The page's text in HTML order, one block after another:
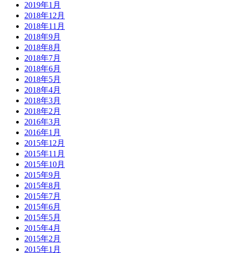
2019年1月
2018年12月
2018年11月
2018年9月
2018年8月
2018年7月
2018年6月
2018年5月
2018年4月
2018年3月
2018年2月
2016年3月
2016年1月
2015年12月
2015年11月
2015年10月
2015年9月
2015年8月
2015年7月
2015年6月
2015年5月
2015年4月
2015年2月
2015年1月